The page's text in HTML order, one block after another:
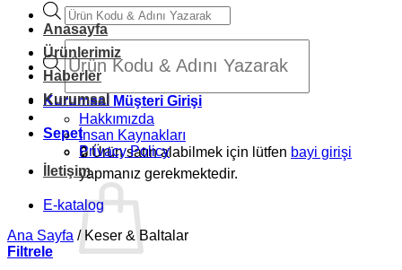
Products
search
Products
search
Kurumsal Müşteri Girişi
Sepet
🔒 Ürün satın alabilmek için lütfen bayi girişi
yapmanız gerekmektedir.
Anasayfa
Ürünlerimiz
Haberler
Kurumsal
Hakkımızda
İnsan Kaynakları
Privacy Policy
İletişim
E-katalog
Ana Sayfa /Keser & Baltalar
Filtrele